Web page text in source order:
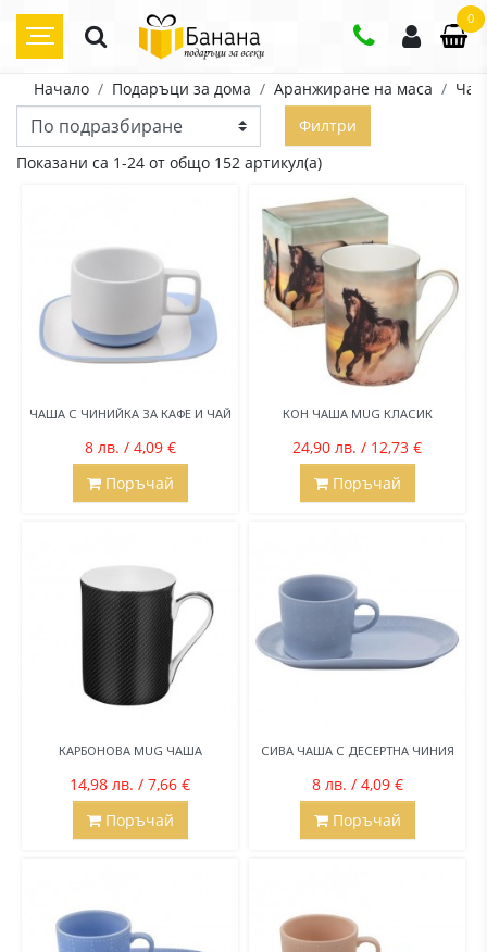
0
Начало Подаръци за дома Аранжиране на маса
Филтри
Показани са 1-24 от общо 152 артикул(а)
ЧАША С ЧИНИЙКА ЗА КАФЕ И ЧАЙ
8 лв. / 4,09 €
Поръчай
КОН ЧАША MUG КЛАСИК
24,90 лв. / 12,73 €
Поръчай
КАРБОНОВА MUG ЧАША
14,98 лв. / 7,66 €
Поръчай
СИВА ЧАША С ДЕСЕРТНА ЧИНИЯ
8 лв. / 4,09 €
Поръчай